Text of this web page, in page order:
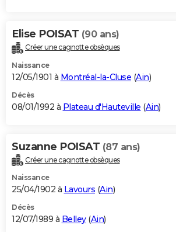
Elise POISAT (90 ans)
Créer une cagnotte obsèques
Naissance
12/05/1901 à Montréal-la-Cluse (Ain)
Décès
08/01/1992 à Plateau d'Hauteville (Ain)
Suzanne POISAT (87 ans)
Créer une cagnotte obsèques
Naissance
25/04/1902 à Lavours (Ain)
Décès
12/07/1989 à Belley(Ain)